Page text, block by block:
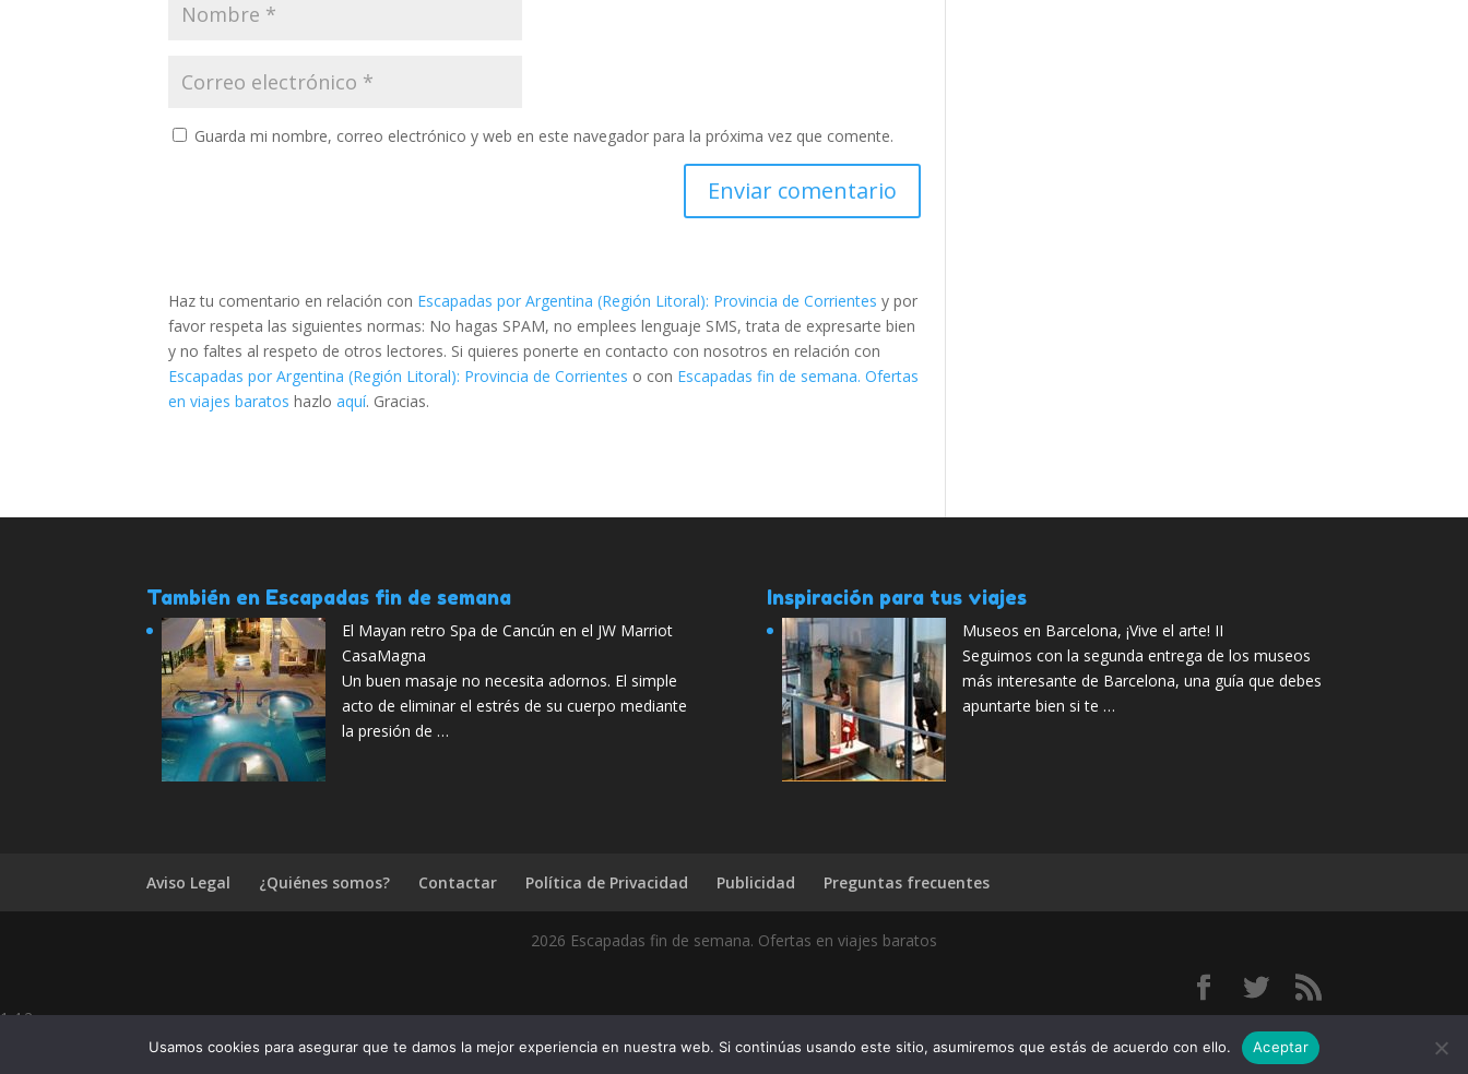
Guarda mi nombre, correo electrónico y web en este navegador para la próxima vez que comente.
Haz tu comentario en relación con Escapadas por Argentina (Región Litoral): Provincia de Corrientes y por
favor respeta las siguientes normas: No hagas SPAM, no emplees lenguaje SMS, trata de expresarte bien
y no faltes al respeto de otros lectores. Si quieres ponerte en contacto con nosotros en relación con
Escapadas por Argentina (Región Litoral): Provincia de Corrientes o con Escapadas fin de semana. Ofertas
en viajes baratos hazloaquí. Gracias.
También en Escapadas fin de semana
El Mayan retro Spa de Cancún en el JW Marriot
CasaMagna
Un buen masaje no necesita adornos. El simple
acto de eliminar el estrés de su cuerpo mediante
la presión de …
Inspiración para tus viajes
Museos en Barcelona, ¡Vive el arte! II
Seguimos con la segunda entrega de los museos
más interesante de Barcelona, una guía que debes
apuntarte bien si te …
Aviso Legal ¿Quiénes somos? Contactar Política de Privacidad Publicidad Preguntas frecuentes
2026 Escapadas fin de semana. Ofertas en viajes baratos
1.4.2
Usamos cookies para asegurar que te damos la mejor experiencia en nuestra web. Si continúas usando este sitio, asumiremos que estás de acuerdo con ello. Aceptar
¿Te ha gustado Escapadas por Argentina (Región Litoral): Provincia de Corrientes? Pues díselo a tus amigos,